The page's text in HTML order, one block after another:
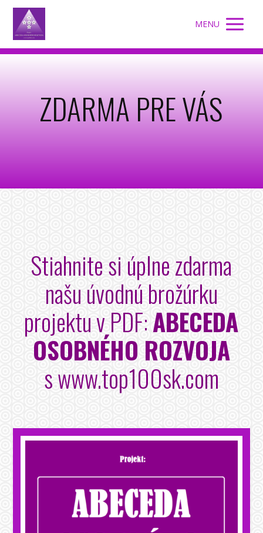
MENU
ZDARMA PRE VÁS
Stiahnite si úplne zdarma
našu úvodnú brožúrku
projektu v PDF:ABECEDA
OSOBNÉHO ROZVOJA
s www.top100sk.com